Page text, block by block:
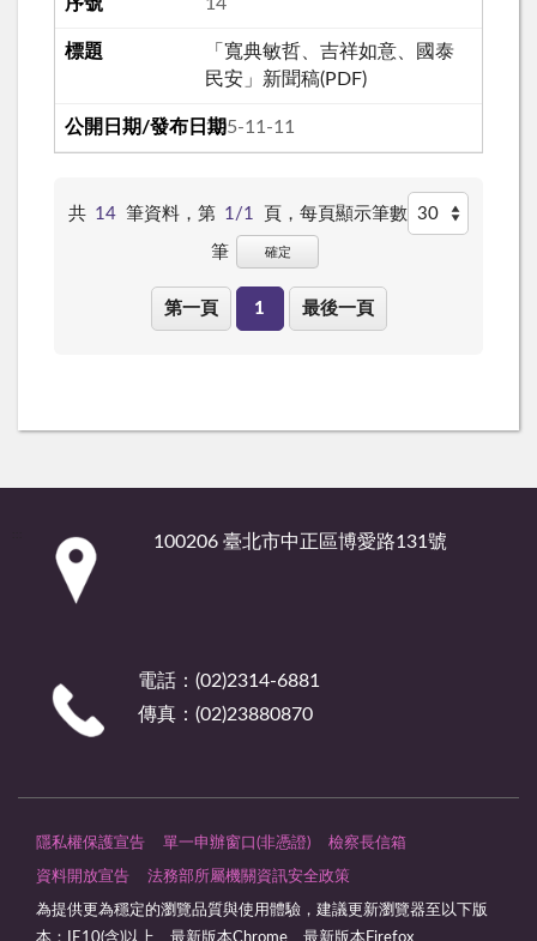
「寬典敏哲、吉祥如意、國泰
民安」新聞稿(PDF)
105-11-11
共 14 筆資料，第 1/1 頁， 每頁顯示筆數
筆 確定
第一頁 1 最後一頁
100206 臺北市中正區博愛路131號
電話：(02)2314-6881
傳真：(02)23880870
隱私權保護宣告 單一申辦窗口(非憑證) 檢察長信箱
資料開放宣告 法務部所屬機關資訊安全政策
為提供更為穩定的瀏覽品質與使用體驗，建議更新瀏覽器至以下版